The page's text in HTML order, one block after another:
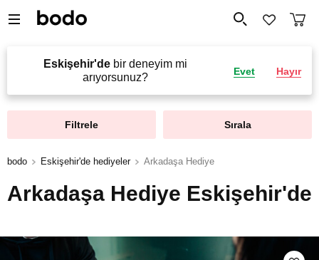
Eskişehir'debir deneyim mi
arıyorsunuz?
Evet Hayır
Filtrele Sırala
bodo Eskişehir'de hediyeler Arkadaşa Hediye
Arkadaşa Hediye Eskişehir'de